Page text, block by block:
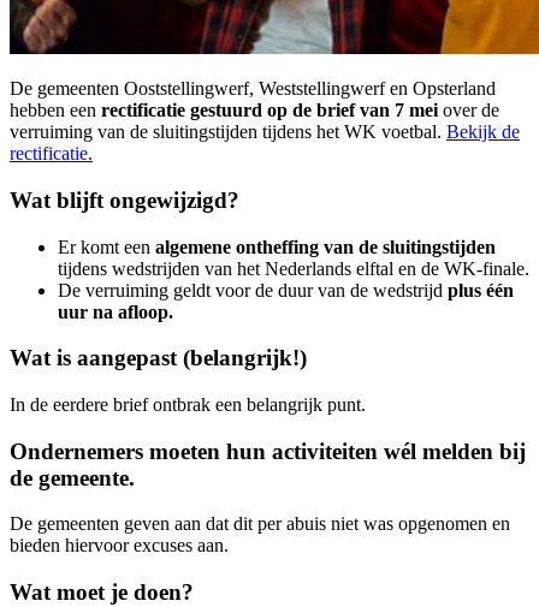
De gemeenten Ooststellingwerf, Weststellingwerf en Opsterland
hebben een rectificatie gestuurd op de brief van 7 mei over de
verruiming van de sluitingstijden tijdens het WK voetbal. Bekijk de
rectificatie.
Wat blijft ongewijzigd?
Er komt een algemene ontheffing van de sluitingstijden
tijdens wedstrijden van het Nederlands elftal en de WK-finale.
De verruiming geldt voor de duur van de wedstrijd plus één
uur na afloop.
Wat is aangepast (belangrijk!)
In de eerdere brief ontbrak een belangrijk punt.
Ondernemers moeten hun activiteiten wél melden bij
de gemeente.
De gemeenten geven aan dat dit per abuis niet was opgenomen en
bieden hiervoor excuses aan.
Wat moet je doen?